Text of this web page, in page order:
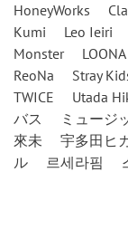
HoneyWorks
Kumi
Leo Ieiri
Monster
LOONA
ReoNa
Stray
TWICE
Utada
バス
ミュージ
來未
宇多田ヒ
ル
르세라핌